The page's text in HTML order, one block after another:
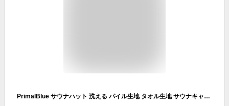
PrimalBlue サウナハット 洗える パイル生地 タオル生地 サウナキャップ メンズ レディース 男女兼用 フリーサイズ サ活(オフホワイト, Free)